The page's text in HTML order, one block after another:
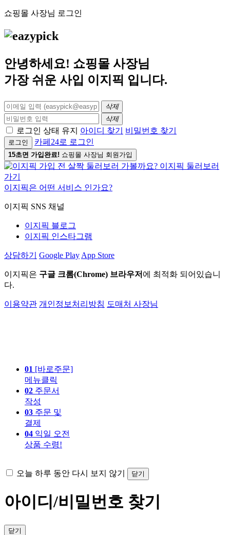
쇼핑몰 사장님 로그인
안녕하세요! 쇼핑몰 사장님
가장 쉬운 사입 이지픽 입니다.
삭제
삭제
로그인 상태 유지 아이디 찾기 비밀번호 찾기
로그인 카페24로 로그인
15초면 가입완료! 쇼핑몰 사장님 회원가입
이지픽은 어떤 서비스 인가요?
이지픽 SNS 채널
이지픽 블로그
이지픽 인스타그램
상담하기 Google Play App Store
이지픽은 구글 크롬(Chrome) 브라우저 에 최적화 되어있습니
다.
이용약관 개인정보처리방침 도매처 사장님
01 [바로주문]
메뉴클릭
02 주문서
작성
03 주문 및
결제
04 익일 오전
상품 수령!
오늘 하루 동안 다시 보지 않기 닫기
아이디/비밀번호 찾기
닫기